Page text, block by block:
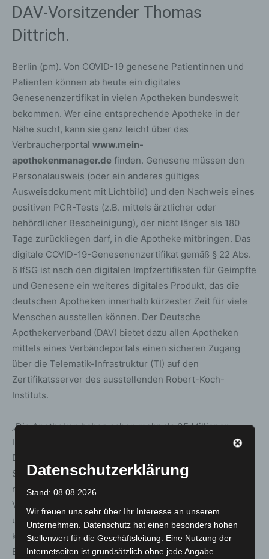
DAV-Vorsitzender Thomas
Dittrich.
Berlin (pm). Von COVID-19 genesene Patientinnen und
Patienten können ab heute ein digitales
Genesenenzertifikat in vielen Apotheken bundesweit
bekommen. Wer eine entsprechende Apotheke in der
Nähe sucht, kann sie ganz leicht über das
Verbraucherportal www.mein-
apothekenmanager.de finden. Genesene müssen den
Personalausweis (oder ein anderes gültiges
Ausweisdokument mit Lichtbild) und den Nachweis eines
positiven PCR-Tests (z.B. mittels ärztlicher oder
behördlicher Bescheinigung), der nicht länger als 180
Tage zurückliegen darf, in die Apotheke mitbringen. Das
digitale COVID-19-Genesenenzertifikat gemäß § 22 Abs.
6 IfSG ist nach den digitalen Impfzertifikaten für Geimpfte
und Genesene ein weiteres digitales Produkt, das die
deutschen Apotheken innerhalb kürzester Zeit für viele
Menschen ausstellen können. Der Deutsche
Apothekerverband (DAV) bietet dazu allen Apotheken
mittels eines Verbändeportals einen sicheren Zugang
über die Telematik-Infrastruktur (TI) auf den
Zertifikatsserver des ausstellenden Robert-Koch-
Instituts.
„Die Apotheken haben schon mehr als 35 Millionen
Impfzertifikate für Geimpfte und Genesene ausgestellt.
Damit haben wir vielen Menschen einen unbeschwerten
Sommerurlaub ermöglicht, die ihren gelben Impfpass
nicht immer dabei haben wollen oder können“, sagt DAV-
Vorsitzender Thomas Dittrich: „Aber für die Patientinnen
und Patienten, die eine SARS-CoV-2-Infektion erst
kürzlich durchgemacht haben und laut STIKO-
Empfehlung erst nach sechs Monaten geimpft werden
Datenschutzerklärung
Stand: 08.08.2026
Wir freuen uns sehr über Ihr Interesse an unserem
Unternehmen. Datenschutz hat einen besonders hohen
Stellenwert für die Geschäftsleitung. Eine Nutzung der
Internetseiten ist grundsätzlich ohne jede Angabe